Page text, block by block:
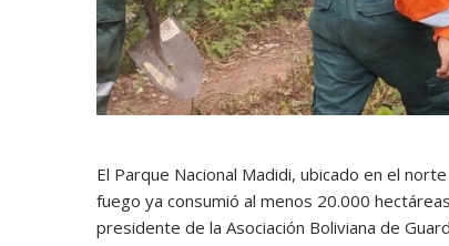
El Parque Nacional Madidi, ubicado en el
fuego ya consumió al menos 20.000
presidente de la Asociación Boliviana de